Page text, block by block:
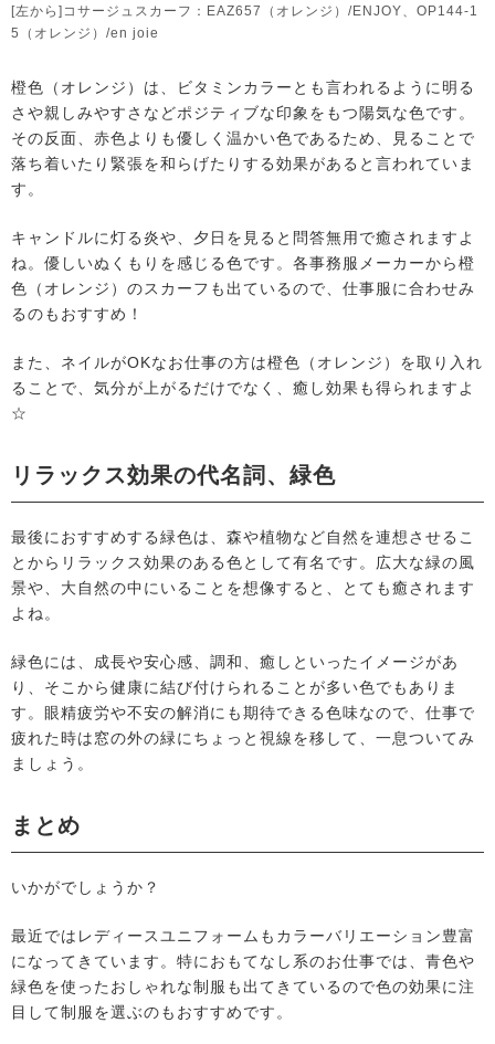
[左から]コサージュスカーフ：EAZ657（オレンジ）/ENJOY、OP144-1
5（オレンジ）/en joie
橙色（オレンジ）は、ビタミンカラーとも言われるように明る
さや親しみやすさなどポジティブな印象をもつ陽気な色です。
その反面、赤色よりも優しく温かい色であるため、見ることで
落ち着いたり緊張を和らげたりする効果があると言われていま
す。
キャンドルに灯る炎や、夕日を見ると問答無用で癒されますよ
ね。優しいぬくもりを感じる色です。各事務服メーカーから橙
色（オレンジ）のスカーフも出ているので、仕事服に合わせみ
るのもおすすめ！
また、ネイルがOKなお仕事の方は橙色（オレンジ）を取り入れ
ることで、気分が上がるだけでなく、癒し効果も得られますよ
☆
リラックス効果の代名詞、緑色
最後におすすめする緑色は、森や植物など自然を連想させるこ
とからリラックス効果のある色として有名です。広大な緑の風
景や、大自然の中にいることを想像すると、とても癒されます
よね。
緑色には、成長や安心感、調和、癒しといったイメージがあ
り、そこから健康に結び付けられることが多い色でもありま
す。眼精疲労や不安の解消にも期待できる色味なので、仕事で
疲れた時は窓の外の緑にちょっと視線を移して、一息ついてみ
ましょう。
まとめ
いかがでしょうか？
最近ではレディースユニフォームもカラーバリエーション豊富
になってきています。特におもてなし系のお仕事では、青色や
緑色を使ったおしゃれな制服も出てきているので色の効果に注
目して制服を選ぶのもおすすめです。